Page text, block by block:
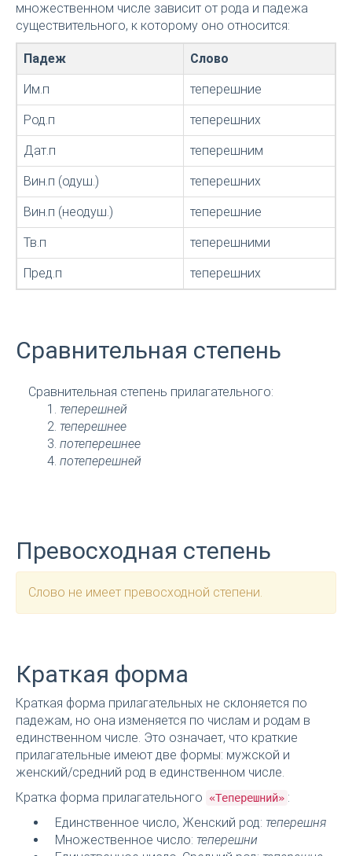
множественном числе зависит от рода и падежа
существительного, к которому оно относится:
Падеж Слово
Им.п теперешние
Род.п теперешних
Дат.п теперешним
Вин.п (одуш.) теперешних
Вин.п (неодуш.) теперешние
Тв.п теперешними
Пред.п теперешних
Сравнительная степень
Сравнительная степень прилагательного:
теперешней
теперешнее
потеперешнее
потеперешней
Превосходная степень
Слово не имеет превосходной степени.
Краткая форма
Краткая форма прилагательных не склоняется по
падежам, но она изменяется по числам и родам в
единственном числе. Это означает, что краткие
прилагательные имеют две формы: мужской и
женский/средний род в единственном числе.
Кратка форма прилагательного
«Теперешний» :
Единственное число, Женский род: теперешня
Множественное число: теперешни